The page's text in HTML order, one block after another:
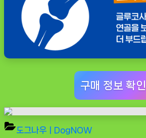
구매 정보 확인
도그나우ㅣDogNOW